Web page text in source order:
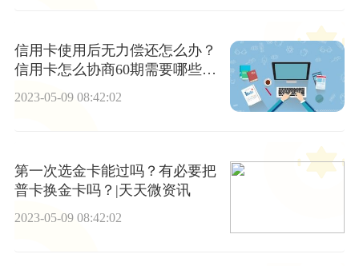
信用卡使用后无力偿还怎么办？
信用卡怎么协商60期需要哪些条
2023-05-09 08:42:02
第一次选金卡能过吗？有必要把
普卡换金卡吗？|天天微资讯
2023-05-09 08:42:02